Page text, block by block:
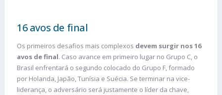
16 avos de final
Os primeiros desafios mais complexos devem surgir nos 16
avos de final. Caso avance em primeiro lugar no Grupo C, o
Brasil enfrentará o segundo colocado do Grupo F, formado
por Holanda, Japão, Tunísia e Suécia. Se terminar na vice-
liderança, o adversário será justamente o líder da chave,